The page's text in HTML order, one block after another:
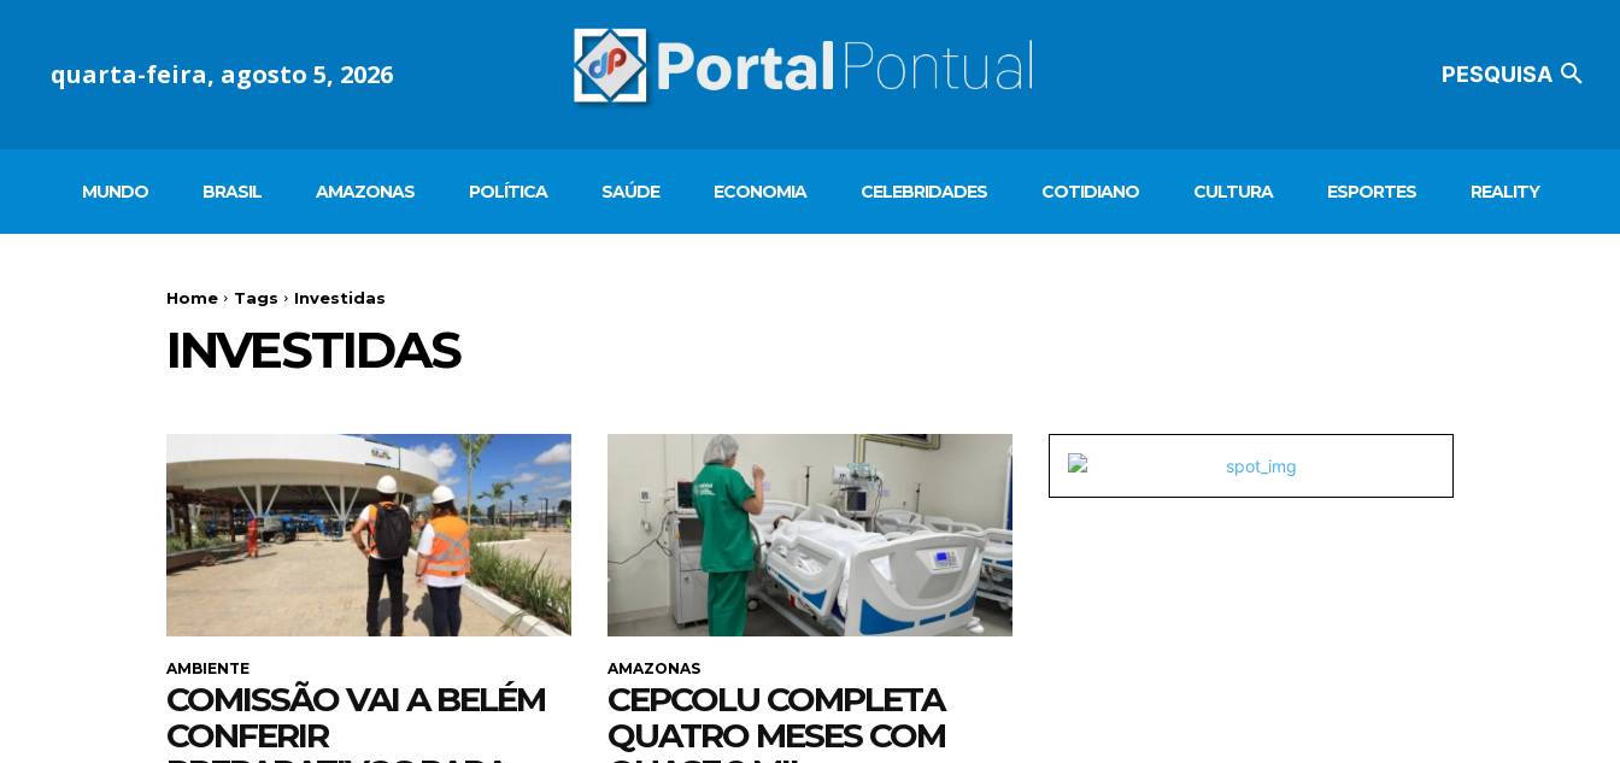
quarta-feira, agosto 5, 2026 PESQUISA
MUNDO BRASIL AMAZONAS POLÍTICA SAÚDE ECONOMIA CELEBRIDADES COTIDIANO CULTURA ESPORTES REALITY
Home Tags Investidas
INVESTIDAS
AMBIENTE
COMISSÃO VAI A BELÉM
CONFERIR
AMAZONAS
CEPCOLU COMPLETA
QUATRO MESES COM